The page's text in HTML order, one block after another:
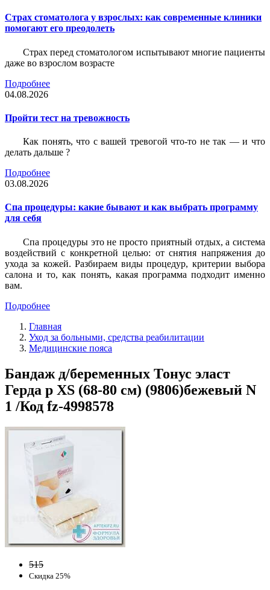
Страх стоматолога у взрослых: как современные клиники
помогают его преодолеть
Страх перед стоматологом испытывают многие пациенты
даже во взрослом возрасте
Подробнее
04.08.2026
Пройти тест на тревожность
Как понять, что с вашей тревогой что-то не так — и что
делать дальше ?
Подробнее
03.08.2026
Спа процедуры: какие бывают и как выбрать программу
для себя
Спа процедуры это не просто приятный отдых, а система
воздействий с конкретной целью: от снятия напряжения до
ухода за кожей. Разбираем виды процедур, критерии выбора
салона и то, как понять, какая программа подходит именно
вам.
Подробнее
Главная
Уход за больными, средства реабилитации
Медицинские пояса
Бандаж д/беременных Тонус эласт
Герда р XS (68-80 см) (9806)бежевый N
1 /Код fz-4998578
515
Скидка 25%